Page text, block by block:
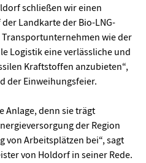
schließen wir einen
Landkarte der Bio-LNG-
Transportunternehmen wie der
Logistik eine verlässliche und
Kraftstoffen anzubieten“,
der Einweihungsfeier.
Anlage, denn sie trägt
der Region
von Arbeitsplätzen bei“, sagt
von Holdorf in seiner Rede.